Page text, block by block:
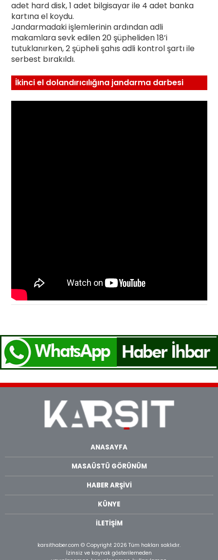
adet hard disk, 1 adet bilgisayar ile 4 adet banka
kartına el koydu.
Jandarmadaki işlemlerinin ardından adli
makamlara sevk edilen 20 şüpheliden 18’i
tutuklanırken, 2 şüpheli şahıs adli kontrol şartı ile
serbest bırakıldı.
İkinci el dolandırıcılığına jandarma darbesi
ANASAYFA
MASAÜSTÜ GÖRÜNÜM
HABER ARŞİVİ
KÜNYE
İLETİŞİM
karsithaber.com © Copyright 2026 Tüm hakları saklıdır.
İzinsiz ve kaynak gösterilemeden